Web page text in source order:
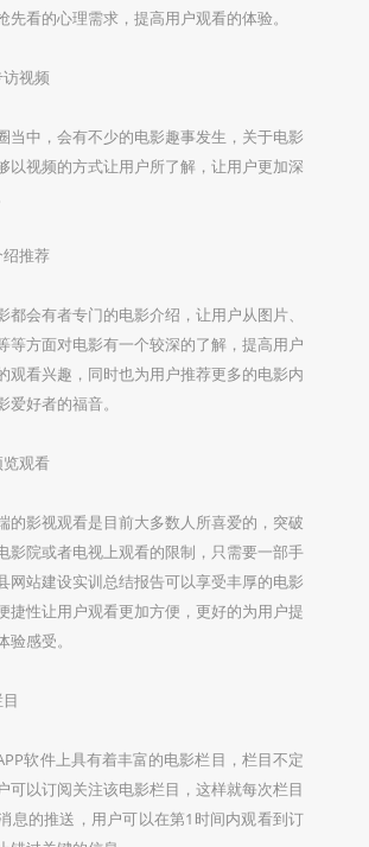
先看的心理需求，提高用户观看的体验。
视频
当中，会有不少的电影趣事发生，关于电影
以视频的方式让用户所了解，让用户更加深
推荐
都会有者专门的电影介绍，让用户从图片、
等方面对电影有一个较深的了解，提高用户
观看兴趣，同时也为用户推荐更多的电影内
好者的福音。
观看
的影视观看是目前大多数人所喜爱的，突破
影院或者电视上观看的限制，只需要一部手
网站建设实训总结报告可以享受丰厚的电影
捷性让用户观看更加方便，更好的为用户提
感受。
软件上具有着丰富的电影栏目，栏目不定
可以订阅关注该电影栏目，这样就每次栏目
息的推送，用户可以在第1时间内观看到订